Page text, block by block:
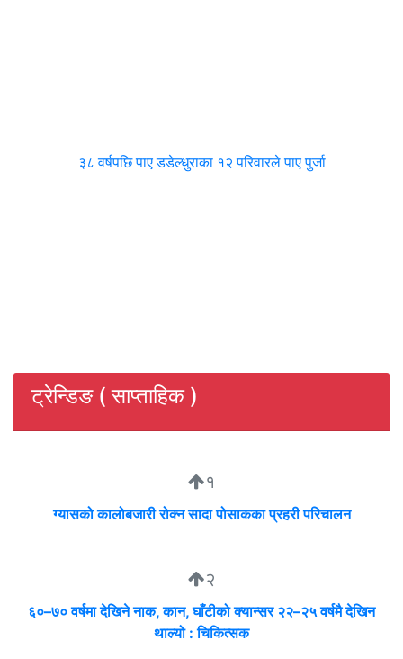
३८ वर्षपछि पाए डडेल्धुराका १२ परिवारले पाए पुर्जा
ट्रेन्डिङ ( साप्ताहिक )
१
ग्यासको कालोबजारी रोक्न सादा पोसाकका प्रहरी परिचालन
२
६०–७० वर्षमा देखिने नाक, कान, घाँटीको क्यान्सर २२–२५ वर्षमै देखिन
थाल्यो : चिकित्सक